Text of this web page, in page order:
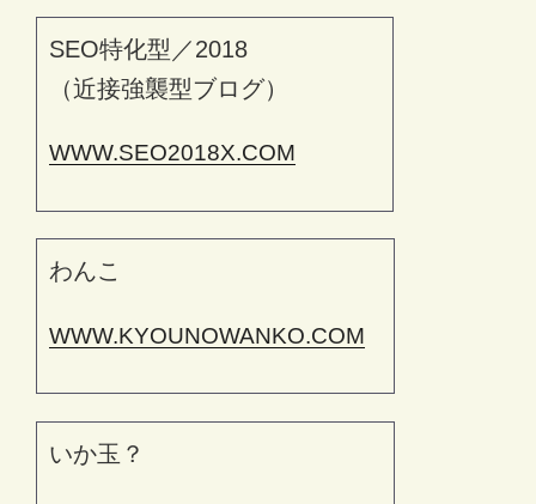
SEO特化型／2018
（近接強襲型ブログ）
WWW.SEO2018X.COM
わんこ
WWW.KYOUNOWANKO.COM
いか玉？